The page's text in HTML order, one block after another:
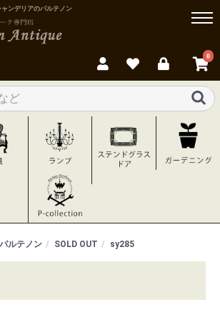
ンデリアのパルテノン
0
ルテノン SOLD OUT sy285